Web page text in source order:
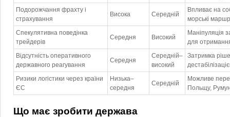
Подорожчання фрахту і
страхування
Висока Середній
Впливає на
морські
Спекулятивна поведінка
трейдерів
Середня Високий
Маніпуляція
для
Відсутність оперативного
державного реагування
Середня
Середній–
високий
Затримка
Ризики логістики через країни
ЄС
Низька–
середня
Середній
Можливе
Польщу,
Що має зробити держава